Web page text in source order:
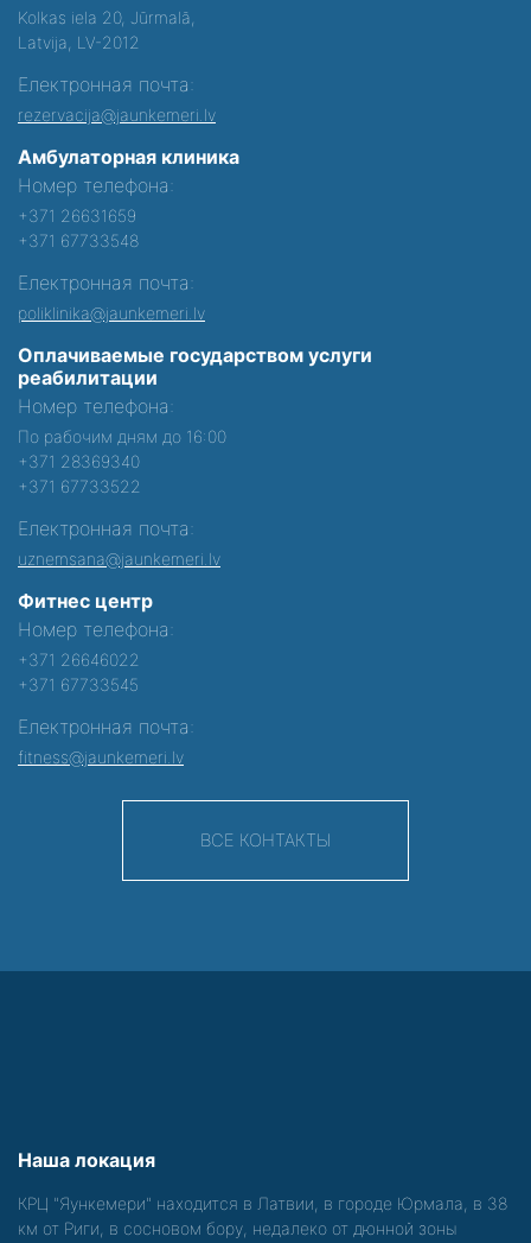
Kolkas iela 20, Jūrmalā,
Latvija, LV-2012
Електронная почта:
rezervacija@jaunkemeri.lv
Амбулаторная клиника
Номер телефона:
+371 26631659
+371 67733548
Електронная почта:
poliklinika@jaunkemeri.lv
Оплачиваемые государством услуги
реабилитации
Номер телефона:
По рабочим дням до 16:00
+371 28369340
+371 67733522
Електронная почта:
uznemsana@jaunkemeri.lv
Фитнес центр
Номер телефона:
+371 26646022
+371 67733545
Електронная почта:
fitness@jaunkemeri.lv
ВСЕ КОНТАКТЫ
Наша локация
КРЦ "Яункемери" находится в Латвии, в городе Юрмала, в 38
км от Риги, в сосновом бору, недалеко от дюнной зоны